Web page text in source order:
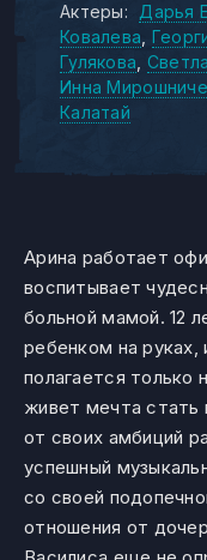
Актеры:
Дарья
Ковалева
Гулякова
Инна
Калатай
Арина работает
воспитывает
больной мамой. 12
ребенком на
полагается
живет мечта стать
от своих амбиций
успешный
со своей
отношения от